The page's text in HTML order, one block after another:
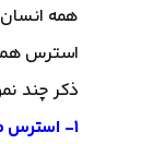
همه
استرس
ذکر چند
1- استرس می تواند به کودک شما کمک کند ایمن بماند.